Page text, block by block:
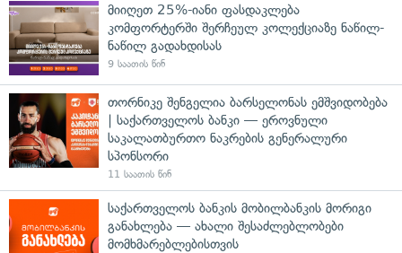
მიიღეთ 25%-იანი ფასდაკლება
კომფორტერში შერჩეულ კოლექციაზე ნაწილ-
ნაწილ გადახდისას
9 საათის წინ
თორნიკე შენგელია ბარსელონას ემშვიდობება
| საქართველოს ბანკი — ეროვნული
საკალათბურთო ნაკრების გენერალური
სპონსორი
11 საათის წინ
საქართველოს ბანკის მობილბანკის მორიგი
განახლება — ახალი შესაძლებლობები
მომხმარებლებისთვის